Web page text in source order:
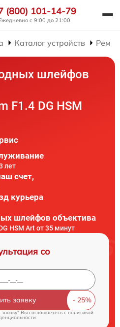
(800) 101-14-79
с 9:00 до 21:00
Каталог устройств
шлейфов
F1.4 DG HSM
лет
счет,
курьера
шлейфов объектива
HSM Art от 35 минут
со
заявку
Вы соглашаетесь c политикой